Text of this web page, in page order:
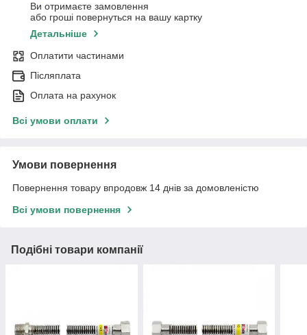
Ви отримаєте замовлення
або гроші повернуться на вашу картку
Детальніше
Оплатити частинами
Післяплата
Оплата на рахунок
Всі умови оплати
Умови повернення
Повернення товару впродовж 14 днів за домовленістю
Всі умови повернення
Подібні товари компанії